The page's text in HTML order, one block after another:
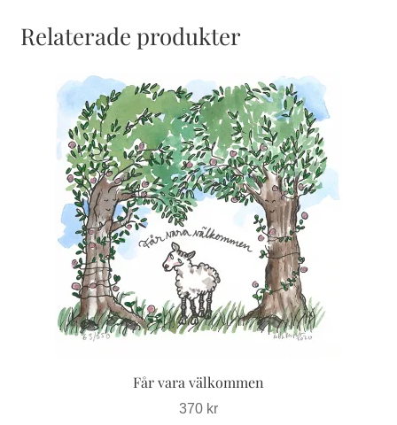
Relaterade produkter
Får vara välkommen
370 kr
Den
här
produkten
har
flera
varianter.
olika
alternativen
kan
väljas
på